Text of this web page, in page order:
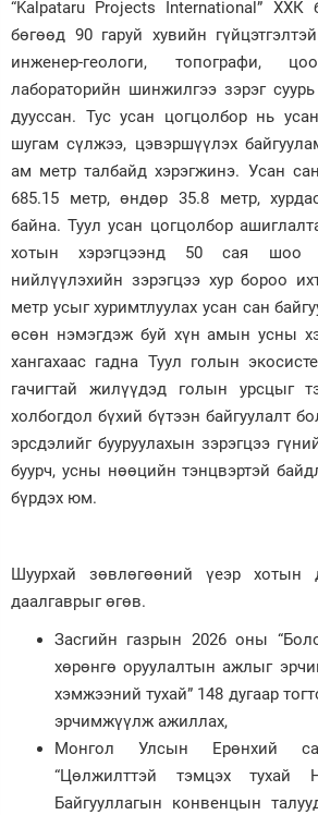
“Kalpataru Projects International” ХХК
бөгөөд 90 гаруй хувийн
инженер-геологи, топографи,
лабораторийн шинжилгээ зэрэг
дууссан. Тус усан цогцолбор нь
шугам сүлжээ, цэвэршүүлэх
ам метр талбайд хэрэгжинэ. Усан
685.15 метр, өндөр 35.8 метр,
байна. Туул усан цогцолбор
хотын хэрэгцээнд 50 сая шоо
нийлүүлэхийн зэрэгцээ хур бороо
метр усыг хуримтлуулах усан сан
өсөн нэмэгдэж буй хүн амын усны
хангахаас гадна Туул голын
гачигтай жилүүдэд голын урсцыг
холбогдол бүхий бүтээн байгуулалт
эрсдэлийг бууруулахын зэрэгцээ
буурч, усны нөөцийн тэнцвэртэй
бүрдэх юм.
Шуурхай зөвлөгөөний үеэр хотын
даалгаврыг өгөв.
Засгийн газрын 2026 оны
хөрөнгө оруулалтын ажлыг
хэмжээний тухай” 148 дугаар
эрчимжүүлж ажиллах,
Монгол Улсын Ерөнхий
“Цөлжилттэй тэмцэх тухай
Байгууллагын конвенцын